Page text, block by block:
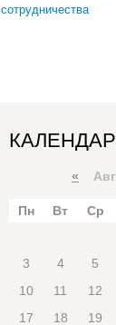
сотрудничества
«
Пн Вт Ср
3
4 5
10
11 12
17
18 19